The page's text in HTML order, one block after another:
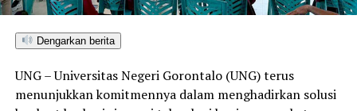
menyampaikan edukasi yang persuasif dan mudah
apabila mengalami gejala batuk berkepanjangan,”
terang Taufik.
Dengarkan berita
UNG – Universitas Negeri Gorontalo (UNG) terus
menunjukkan komitmennya dalam menghadirkan solusi